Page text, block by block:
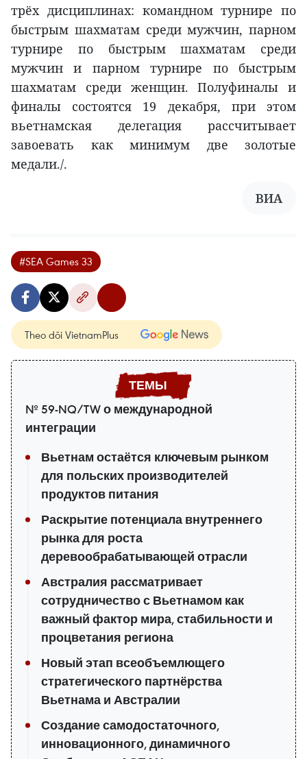
трёх дисциплинах: командном турнире по
быстрым шахматам среди мужчин, парном
турнире по быстрым шахматам среди
мужчин и парном турнире по быстрым
шахматам среди женщин. Полуфиналы и
финалы состоятся 19 декабря, при этом
вьетнамская делегация рассчитывает
завоевать как минимум две золотые
медали./.
ВИА
#SEA Games 33
Theo dõi VietnamPlus
№ 59-NQ/TW о международной
интеграции
Вьетнам остаётся ключевым рынком
для польских производителей
продуктов питания
Раскрытие потенциала внутреннего
рынка для роста
деревообрабатывающей отрасли
Австралия рассматривает
сотрудничество с Вьетнамом как
важный фактор мира, стабильности и
процветания региона
Новый этап всеобъемлющего
стратегического партнёрства
Вьетнама и Австралии
Создание самодостаточного,
инновационного, динамичного